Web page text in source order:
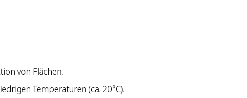
von Flächen.
Temperaturen (ca. 20°C).